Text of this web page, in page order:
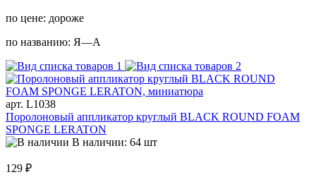
по цене: дороже
по названию: Я—А
арт. L1038
Поролоновый аппликатор круглый BLACK ROUND FOAM
SPONGE LERATON
В наличии: 64 шт
129 ₽